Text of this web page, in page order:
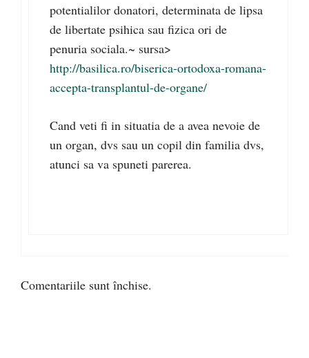
potentialilor donatori, determinata de lipsa
de libertate psihica sau fizica ori de
penuria sociala.~ sursa>
http://basilica.ro/biserica-ortodoxa-romana-
accepta-transplantul-de-organe/
Cand veti fi in situatia de a avea nevoie de
un organ, dvs sau un copil din familia dvs,
atunci sa va spuneti parerea.
Comentariile sunt închise.